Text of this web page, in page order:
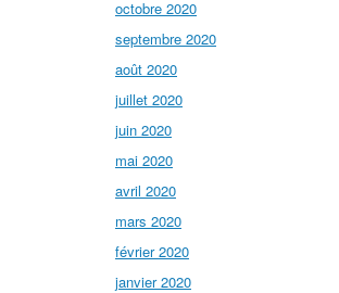
octobre 2020
septembre 2020
août 2020
juillet 2020
juin 2020
mai 2020
avril 2020
mars 2020
février 2020
janvier 2020